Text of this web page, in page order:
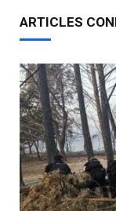
ARTICLES